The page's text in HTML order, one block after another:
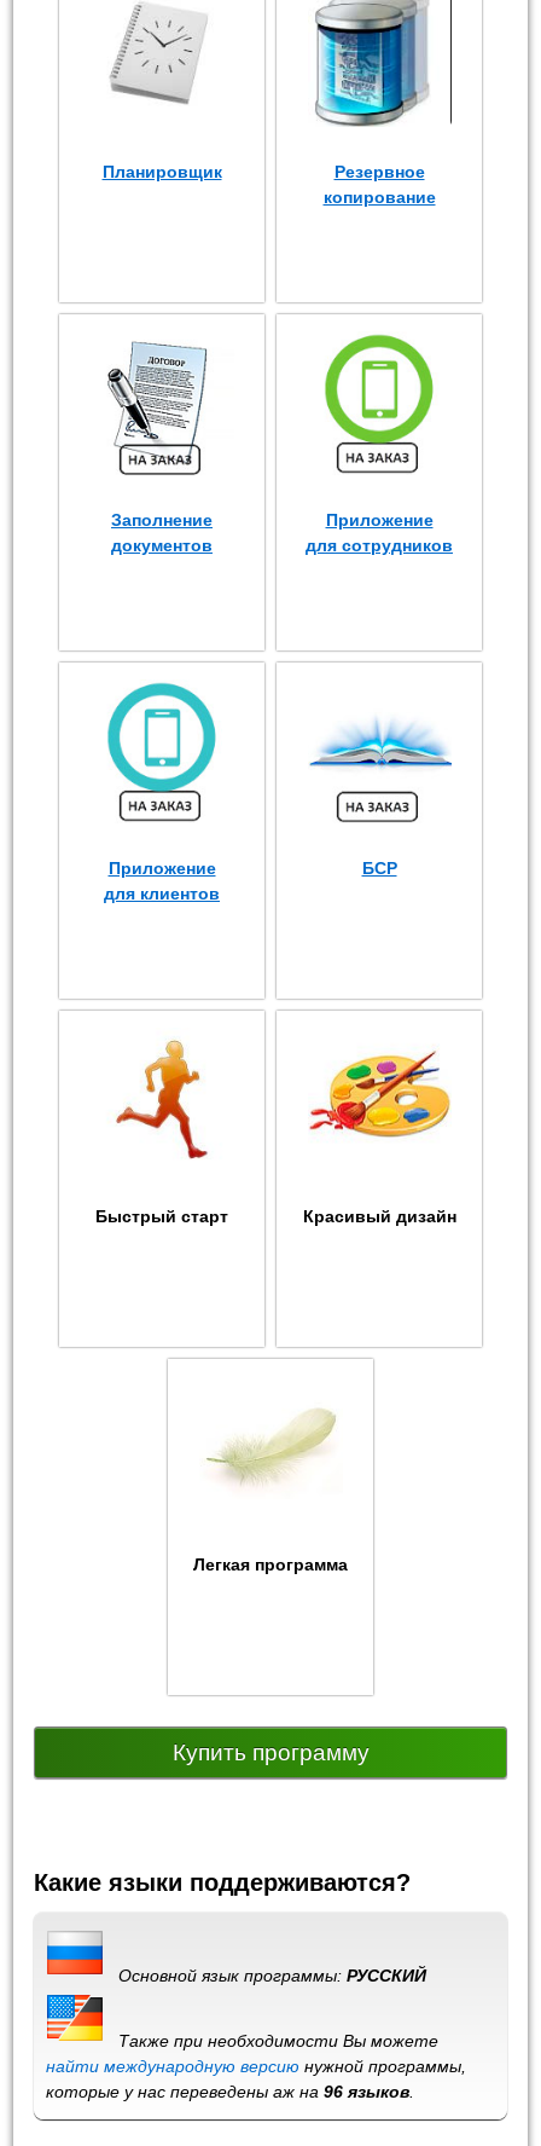
Планировщик
Резервное
копирование
Заполнение
документов
Приложение
для сотрудников
Приложение
для клиентов
БСР
Быстрый старт Красивый дизайн
Легкая программа
Купить программу
Какие языки поддерживаются?
Основной язык программы:РУССКИЙ
Также при необходимости Вы можете
найти международную версию нужной программы,
которые у нас переведены аж на96 языков.